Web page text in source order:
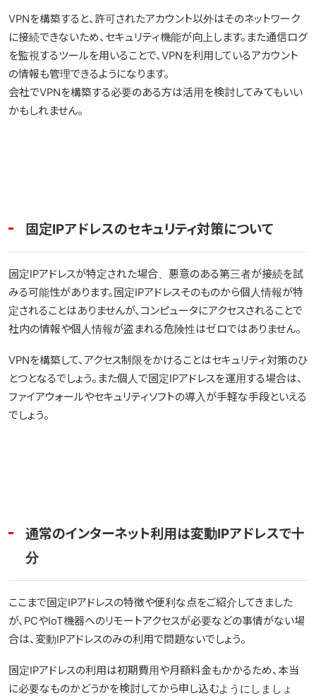
VPNを構築すると、許可されたアカウント以外はそのネットワーク
に接続できないため、セキュリティ機能が向上します。また通信ログ
を監視するツールを用いることで、VPNを利用しているアカウント
の情報も管理できるようになります。
会社でVPNを構築する必要のある方は活用を検討してみてもいい
かもしれません。
固定IPアドレスのセキュリティ対策について
固定IPアドレスが特定された場合、悪意のある第三者が接続を試
みる可能性があります。固定IPアドレスそのものから個人情報が特
定されることはありませんが、コンピュータにアクセスされることで
社内の情報や個人情報が盗まれる危険性はゼロではありません。
VPNを構築して、アクセス制限をかけることはセキュリティ対策のひ
とつとなるでしょう。また個人で固定IPアドレスを運用する場合は、
ファイアウォールやセキュリティソフトの導入が手軽な手段といえる
でしょう。
通常のインターネット利用は変動IPアドレスで十
分
ここまで固定IPアドレスの特徴や便利な点をご紹介してきました
が、PCやIoT機器へのリモートアクセスが必要などの事情がない場
合は、変動IPアドレスのみの利用で問題ないでしょう。
固定IPアドレスの利用は初期費用や月額料金もかかるため、本当
に必要なものかどうかを検討してから申し込むようにしましょ